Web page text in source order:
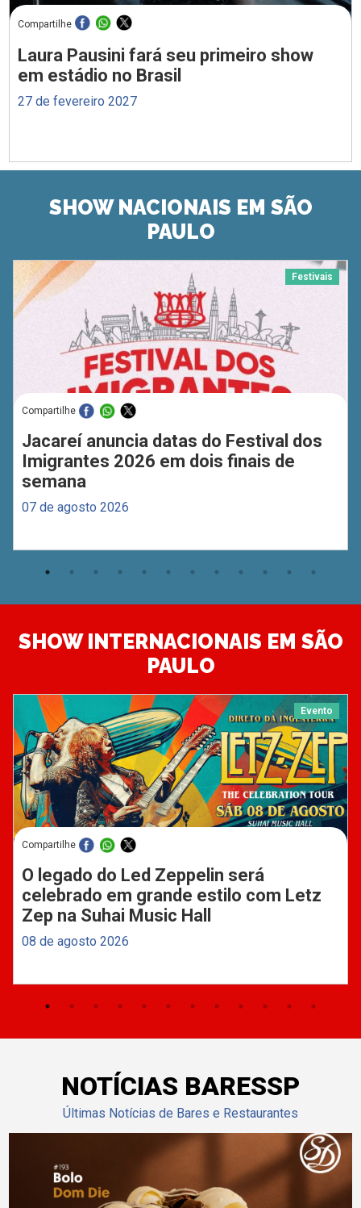
Compartilhe
Laura Pausini fará seu primeiro show
em estádio no Brasil
27 de fevereiro 2027
SHOW NACIONAIS EM SÃO
PAULO
Festivais
Compartilhe
Jacareí anuncia datas do Festival dos
Imigrantes 2026 em dois finais de
semana
07 de agosto 2026
SHOW INTERNACIONAIS EM SÃO
PAULO
Evento
Compartilhe
O legado do Led Zeppelin será
celebrado em grande estilo com Letz
Zep na Suhai Music Hall
08 de agosto 2026
NOTÍCIAS BARESSP
Últimas Notícias de Bares e Restaurantes